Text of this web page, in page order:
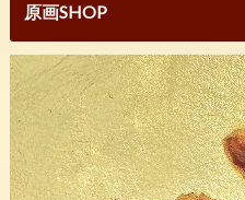
原画SHOP